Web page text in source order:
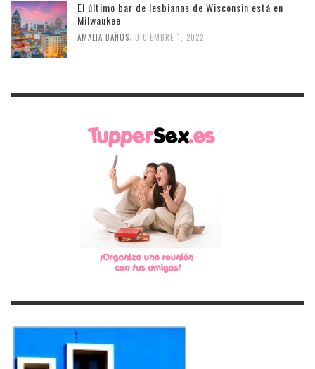
El último bar de lesbianas de Wisconsin está en
Milwaukee
AMALIA BAÑOS DICIEMBRE 1, 2022